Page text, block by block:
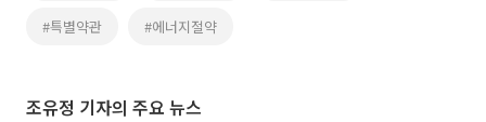
#특별약관 #에너지절약
조유정 기자의 주요 뉴스